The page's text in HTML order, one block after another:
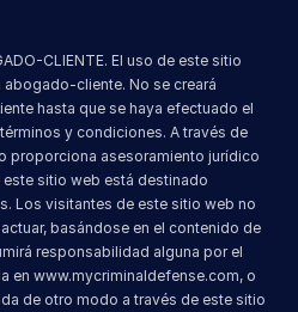
CLIENTE. El uso de este sitio
cliente. No se creará
hasta que se haya efectuado el
y condiciones. A través de
proporciona asesoramiento jurídico
sitio web está destinado
Los visitantes de este sitio web no
basándose en el contenido de
responsabilidad alguna por el
en www.mycriminaldefense.com, o
de otro modo a través de este sitio